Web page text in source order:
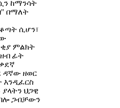
ከማንሳት
በማለት
ሲሆን፣
ምልክት
ፊት
ዳኛው ዘወር
ህጋዊ
ጋብቻውን